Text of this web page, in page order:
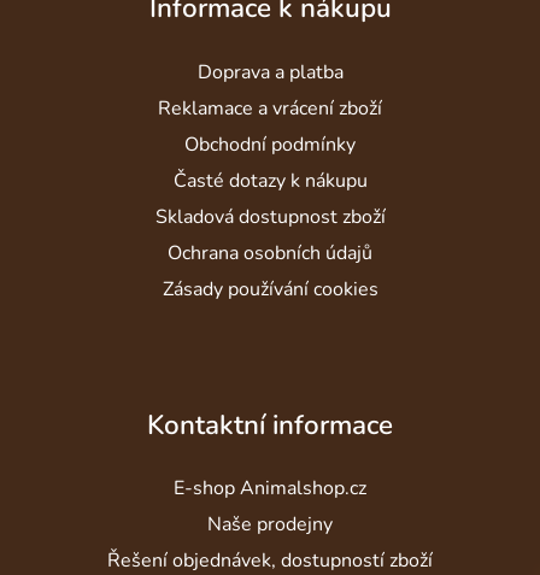
Informace k nákupu
Doprava a platba
Reklamace a vrácení zboží
Obchodní podmínky
Časté dotazy k nákupu
Skladová dostupnost zboží
Ochrana osobních údajů
Zásady používání cookies
Kontaktní informace
E-shop Animalshop.cz
Naše prodejny
Řešení objednávek, dostupností zboží